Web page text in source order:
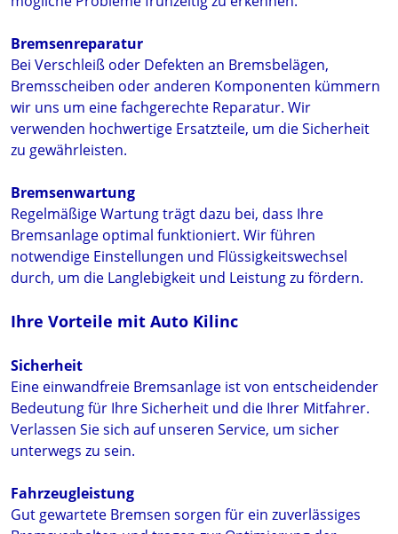
Bremsenreparatur
Bei Verschleiß oder Defekten an Bremsbelägen,
Bremsscheiben oder anderen Komponenten kümmern
wir uns um eine fachgerechte Reparatur. Wir
verwenden hochwertige Ersatzteile, um die Sicherheit
zu gewährleisten.
Bremsenwartung
Regelmäßige Wartung trägt dazu bei, dass Ihre
Bremsanlage optimal funktioniert. Wir führen
notwendige Einstellungen und Flüssigkeitswechsel
durch, um die Langlebigkeit und Leistung zu fördern.
Ihre Vorteile mit Auto Kilinc
Sicherheit
Eine einwandfreie Bremsanlage ist von entscheidender
Bedeutung für Ihre Sicherheit und die Ihrer Mitfahrer.
Verlassen Sie sich auf unseren Service, um sicher
unterwegs zu sein.
Fahrzeugleistung
Gut gewartete Bremsen sorgen für ein zuverlässiges